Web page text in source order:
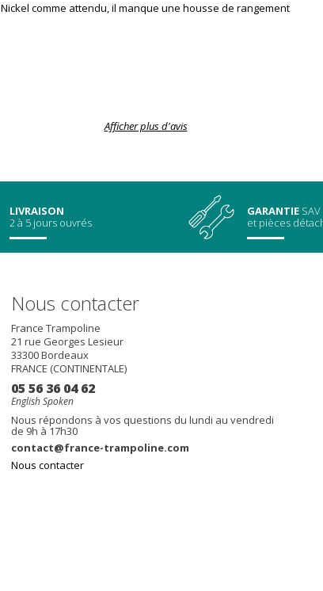
Nickel comme attendu, il manque une housse de rangement
Afficher plus d'avis
LIVRAISON
2 à 5 jours ouvrés
GARANTIE SAV
et pièces
Nous contacter
France Trampoline
21 rue Georges Lesieur
33300Bordeaux
FRANCE (CONTINENTALE)
05 56 36 04 62
English Spoken
Nous répondons à vos questions du lundi au vendredi
de 9h à 17h30
contact@france-trampoline.com
Nous contacter